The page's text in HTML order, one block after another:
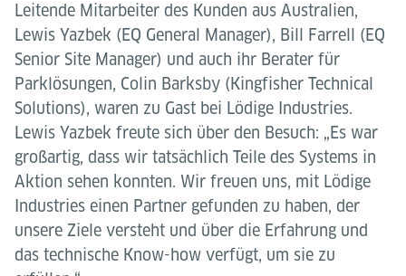
Leitende Mitarbeiter des Kunden aus Australien,
Lewis Yazbek (EQ General Manager), Bill Farrell (EQ
Senior Site Manager) und auch ihr Berater für
Parklösungen, Colin Barksby (Kingfisher Technical
Solutions), waren zu Gast bei Lödige Industries.
Lewis Yazbek freute sich über den Besuch: „Es war
großartig, dass wir tatsächlich Teile des Systems in
Aktion sehen konnten. Wir freuen uns, mit Lödige
Industries einen Partner gefunden zu haben, der
unsere Ziele versteht und über die Erfahrung und
das technische Know-how verfügt, um sie zu